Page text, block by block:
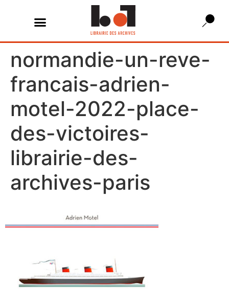
normandie-un-reve-
francais-adrien-
motel-2022-place-
des-victoires-
librairie-des-
archives-paris